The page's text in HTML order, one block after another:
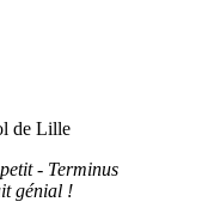
- Terminus
génial !